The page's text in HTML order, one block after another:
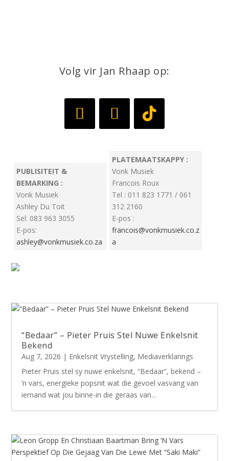
Volg vir Jan Rhaap op:
PUBLISITEIT &
BEMARKING :
Vonk Musiek
Ashley Du Toit
Sel: 083 963 3055
E-pos:
ashley@vonkmusiek.co.za
PLATEMAATSKAPPY :
Vonk Musiek
Francois Roux
Tel : 011 823 1771 / 061
312 2160
E-pos :
francois@vonkmusiek.co.z
a
“Bedaar” – Pieter Pruis Stel Nuwe Enkelsnit
Bekend
Aug 7, 2026 | Enkelsnit Vrystelling, Mediaverklarings
Pieter Pruis stel sy nuwe enkelsnit, “Bedaar”, bekend –
’n vars, energieke popsnit wat die gevoel vasvang van
iemand wat jou binne-in die geraas van...